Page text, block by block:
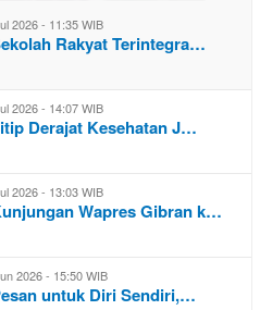
2026 - 11:35 WIB
Rakyat Terintegra…
2026 - 14:07 WIB
Derajat Kesehatan J…
2026 - 13:03 WIB
Wapres Gibran k…
2026 - 15:50 WIB
untuk Diri Sendiri,…